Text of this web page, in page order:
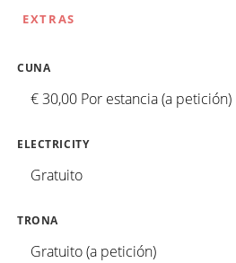
EXTRAS
CUNA
€ 30,00 Por estancia (a petición)
ELECTRICITY
Gratuito
TRONA
Gratuito (a petición)